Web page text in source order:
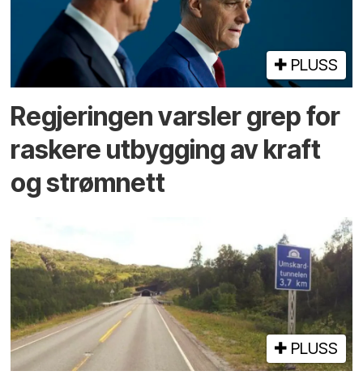
PLUSS
Regjeringen varsler grep for
raskere utbygging av kraft
og strømnett
PLUSS